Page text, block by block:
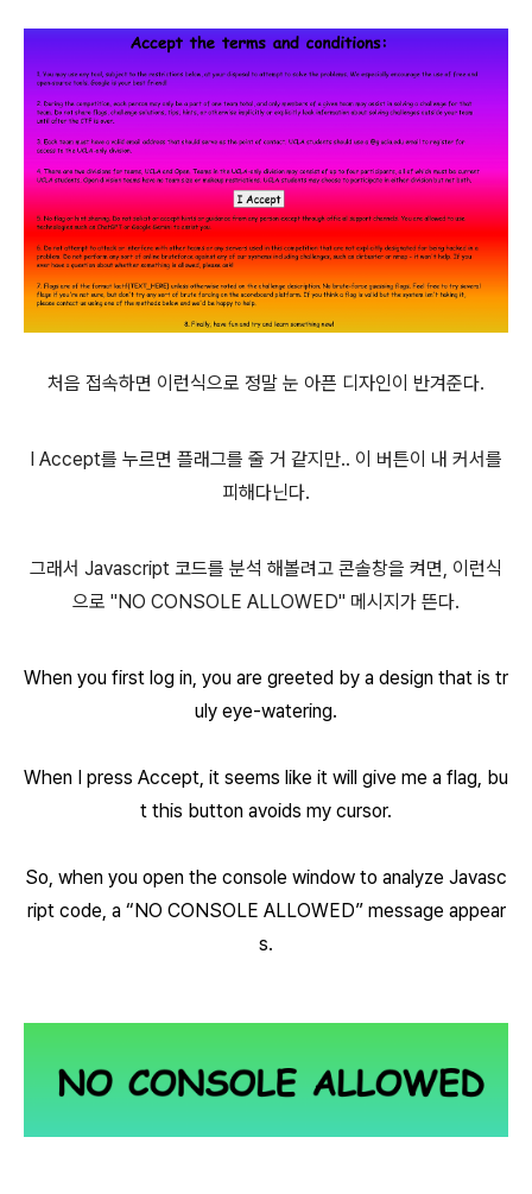
처음 접속하면 이런식으로 정말 눈 아픈 디자인이 반겨준다.
I Accept를 누르면 플래그를 줄 거 같지만.. 이 버튼이 내 커서를
피해다닌다.
그래서 Javascript 코드를 분석 해볼려고 콘솔창을 켜면, 이런식
으로 "NO CONSOLE ALLOWED" 메시지가 뜬다.
When you first log in, you are greeted by a design that is tr
uly eye-watering.
When I press Accept, it seems like it will give me a flag, bu
t this button avoids my cursor.
So, when you open the console window to analyze Javasc
ript code, a “NO CONSOLE ALLOWED” message appear
s.